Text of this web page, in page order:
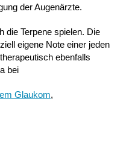
der Augenärzte.
die Terpene spielen. Die
eigene Note einer jeden
ebenfalls
bei
Glaukom,